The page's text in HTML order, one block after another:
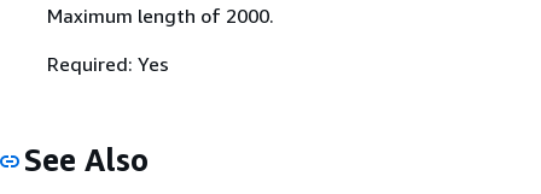
Maximum length of 2000.
Required: Yes
See Also